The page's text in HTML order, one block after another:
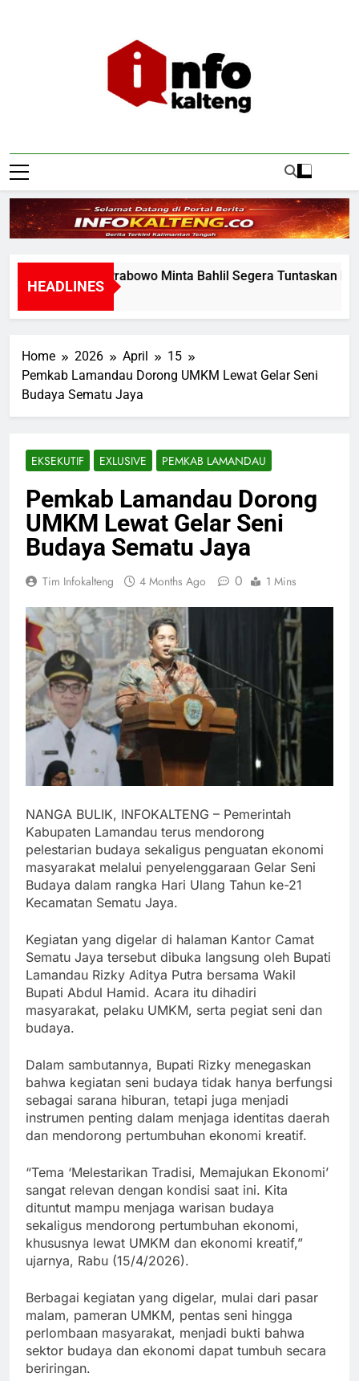
Infokalteng
HEADLINES
Presiden Prabowo Minta Bahlil Segera Tuntaskan
20 Hours Ago
Home 2026 April
15
Pemkab Lamandau Dorong UMKM Lewat Gelar Seni
Budaya Sematu Jaya
EKSEKUTIF EXLUSIVE PEMKAB LAMANDAU
Pemkab Lamandau Dorong
UMKM Lewat Gelar Seni
Budaya Sematu Jaya
Tim Infokalteng 4 Months Ago 0 1 Mins
NANGA BULIK, INFOKALTENG – Pemerintah
Kabupaten Lamandau terus mendorong
pelestarian budaya sekaligus penguatan ekonomi
masyarakat melalui penyelenggaraan Gelar Seni
Budaya dalam rangka Hari Ulang Tahun ke-21
Kecamatan Sematu Jaya.
Kegiatan yang digelar di halaman Kantor Camat
Sematu Jaya tersebut dibuka langsung oleh Bupati
Lamandau Rizky Aditya Putra bersama Wakil
Bupati Abdul Hamid. Acara itu dihadiri
masyarakat, pelaku UMKM, serta pegiat seni dan
budaya.
Dalam sambutannya, Bupati Rizky menegaskan
bahwa kegiatan seni budaya tidak hanya berfungsi
sebagai sarana hiburan, tetapi juga menjadi
instrumen penting dalam menjaga identitas daerah
dan mendorong pertumbuhan ekonomi kreatif.
“Tema ‘Melestarikan Tradisi, Memajukan Ekonomi’
sangat relevan dengan kondisi saat ini. Kita
dituntut mampu menjaga warisan budaya
sekaligus mendorong pertumbuhan ekonomi,
khususnya lewat UMKM dan ekonomi kreatif,”
ujarnya, Rabu (15/4/2026).
Berbagai kegiatan yang digelar, mulai dari pasar
malam, pameran UMKM, pentas seni hingga
perlombaan masyarakat, menjadi bukti bahwa
sektor budaya dan ekonomi dapat tumbuh secara
beriringan.